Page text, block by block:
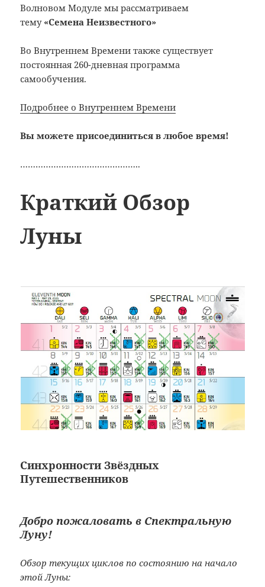
Волновом Модуле мы рассматриваем
тему «Семена Неизвестного»
Во Внутреннем Времени также существует
постоянная 260-дневная программа
самообучения.
Подробнее о Внутреннем Времени
Вы можете присоединиться в любое время!
………………………………………..
Краткий Обзор
Луны
Синхронности Звёздных
Путешественников
Добро пожаловать в Спектральную
Луну!
Обзор текущих циклов по состоянию на начало
этой Луны: